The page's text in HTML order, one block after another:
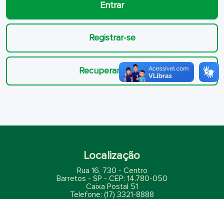
Entrar
Registrar-se
Recuperar senha
Localização
Rua 16, 730 - Centro
Barretos - SP - CEP: 14.780-050
Caixa Postal 51
Telefone: (17) 3321-8888